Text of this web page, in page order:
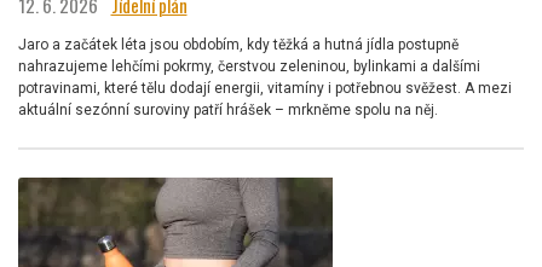
Jaro a začátek léta jsou obdobím, kdy těžká a hutná jídla postupně
nahrazujeme lehčími pokrmy, čerstvou zeleninou, bylinkami a dalšími
potravinami, které tělu dodají energii, vitamíny i potřebnou svěžest. A mezi
aktuální sezónní suroviny patří hrášek – mrkněme spolu na něj.